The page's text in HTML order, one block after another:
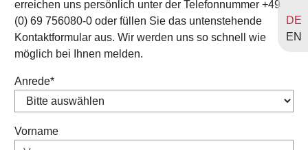
23,5 cm, 40 cm und 50 cm.
erreichen uns persönlich unter der Telefonnummer +49
(0) 69 756080-0 oder füllen Sie das untenstehende
Kontaktformular aus. Wir werden uns so schnell wie
möglich bei Ihnen melden.
Anrede*
Vorname
DE
EN